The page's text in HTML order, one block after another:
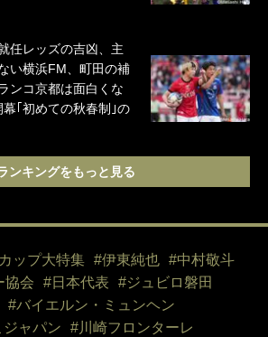
任レッズの吉凶、主
い横浜FM、町田の補
ンコ京都は面白くな
｢初めての秋春制｣の
ンキングをもっと見る
ップ大特集 #伊東純也
#中村敬斗
協会
#日本代表
#ジュビロ磐田
#バイエルン・ミュンヘン
ャパン
#川崎フロンターレ